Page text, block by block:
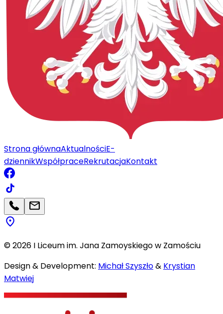
Strona głównaAktualnościE-
dziennikWspółpraceRekrutacjaKontakt
©2026 I Liceum im. Jana Zamoyskiego w Zamościu
Design & Development: Michał Szyszło& Krystian
Matwiej